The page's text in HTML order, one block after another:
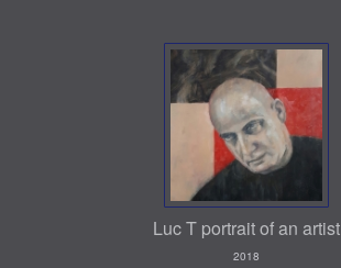
Luc T portrait of an artist
2018